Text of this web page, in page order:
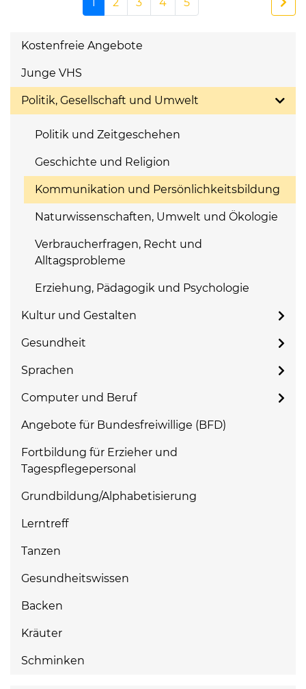
Kostenfreie Angebote
Junge VHS
Politik, Gesellschaft und Umwelt
Politik und Zeitgeschehen
Geschichte und Religion
Kommunikation und Persönlichkeitsbildung
Naturwissenschaften, Umwelt und Ökologie
Verbraucherfragen, Recht und
Alltagsprobleme
Erziehung, Pädagogik und Psychologie
Kultur und Gestalten
Gesundheit
Sprachen
Computer und Beruf
Angebote für Bundesfreiwillige (BFD)
Fortbildung für Erzieher und
Tagespflegepersonal
Grundbildung/Alphabetisierung
Lerntreff
Tanzen
Gesundheitswissen
Backen
Kräuter
Schminken